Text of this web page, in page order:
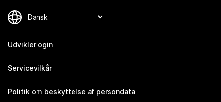
Udviklerlogin
Servicevilkår
Politik om beskyttelse af persondata